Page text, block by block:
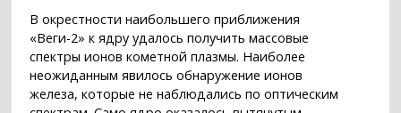
В окрестности наибольшего приближения
«Веги-2» к ядру удалось получить массовые
спектры ионов кометной плазмы. Наиболее
неожиданным явилось обнаружение ионов
железа, которые не наблюдались по оптическим